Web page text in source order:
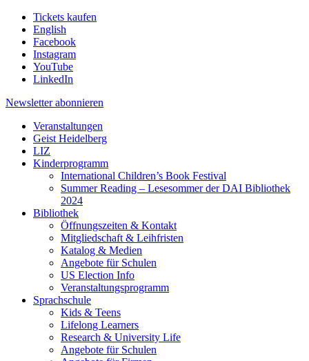
Tickets kaufen
English
Facebook
Instagram
YouTube
LinkedIn
Newsletter abonnieren
Veranstaltungen
Geist Heidelberg
LIZ
Kinderprogramm
International Children’s Book Festival
Summer Reading – Lesesommer der DAI Bibliothek
2024
Bibliothek
Öffnungszeiten & Kontakt
Mitgliedschaft & Leihfristen
Katalog & Medien
Angebote für Schulen
US Election Info
Veranstaltungsprogramm
Sprachschule
Kids & Teens
Lifelong Learners
Research & University Life
Angebote für Schulen